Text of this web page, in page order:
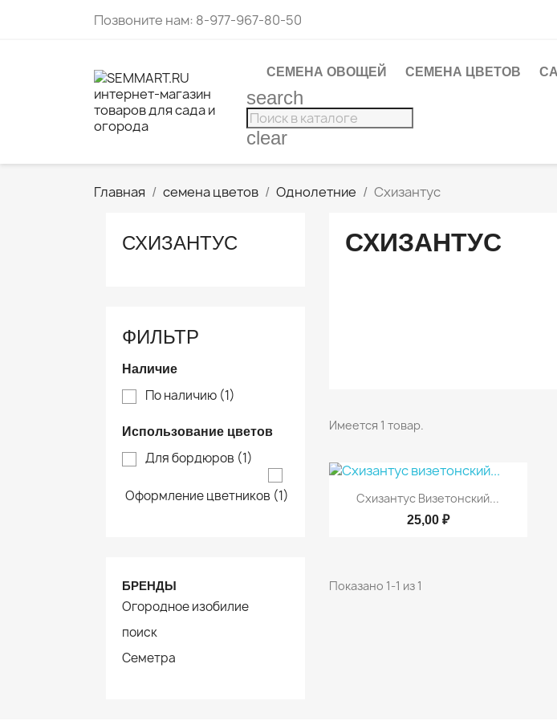
Позвоните нам: 8-977-967-80-50
СЕМЕНА ОВОЩЕЙ СЕМЕНА ЦВЕТОВ
search
clear
Главная семена цветов Однолетние Схизантус
СХИЗАНТУС
ФИЛЬТР
Наличие
По наличию (1)
Использование цветов
Для бордюров (1)
Оформление цветников (1)
БРЕНДЫ
Огородное изобилие
поиск
Семетра
СХИЗАНТУС
Имеется 1 товар.
 Быстрый просмотр
Схизантус Визетонский...
25,00 ₽
Показано 1-1 из 1